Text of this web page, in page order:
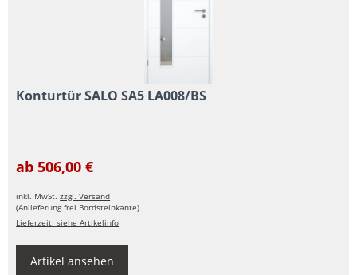
Konturtür SALO SA5 LA008/BS
ab 506,00 €
inkl. MwSt.zzgl. Versand
(Anlieferung frei Bordsteinkante)
Lieferzeit: siehe Artikelinfo
Artikel ansehen